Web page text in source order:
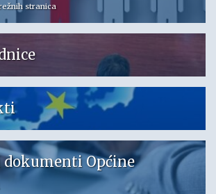
stranica
Općine